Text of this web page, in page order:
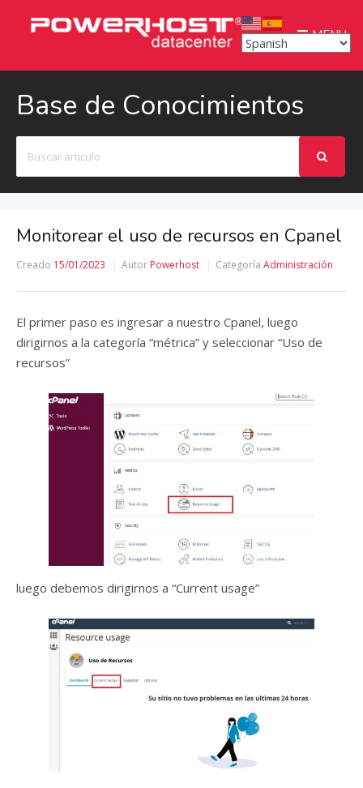
MENU
Base de Conocimientos
Monitorear el uso de recursos en Cpanel
Creado 15/01/2023 Autor Powerhost Categoría Administración
El primer paso es ingresar a nuestro Cpanel, luego
dirigirnos a la categoría “métrica” y seleccionar “Uso de
recursos”
luego debemos dirigirnos a “Current usage”